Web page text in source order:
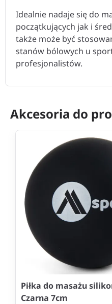
Idealnie nadaje się do
początkujących jak i
także może być
stanów bólowych u
profesjonalistów.
Akcesoria do
Piłka do masażu
Czarna 7cm